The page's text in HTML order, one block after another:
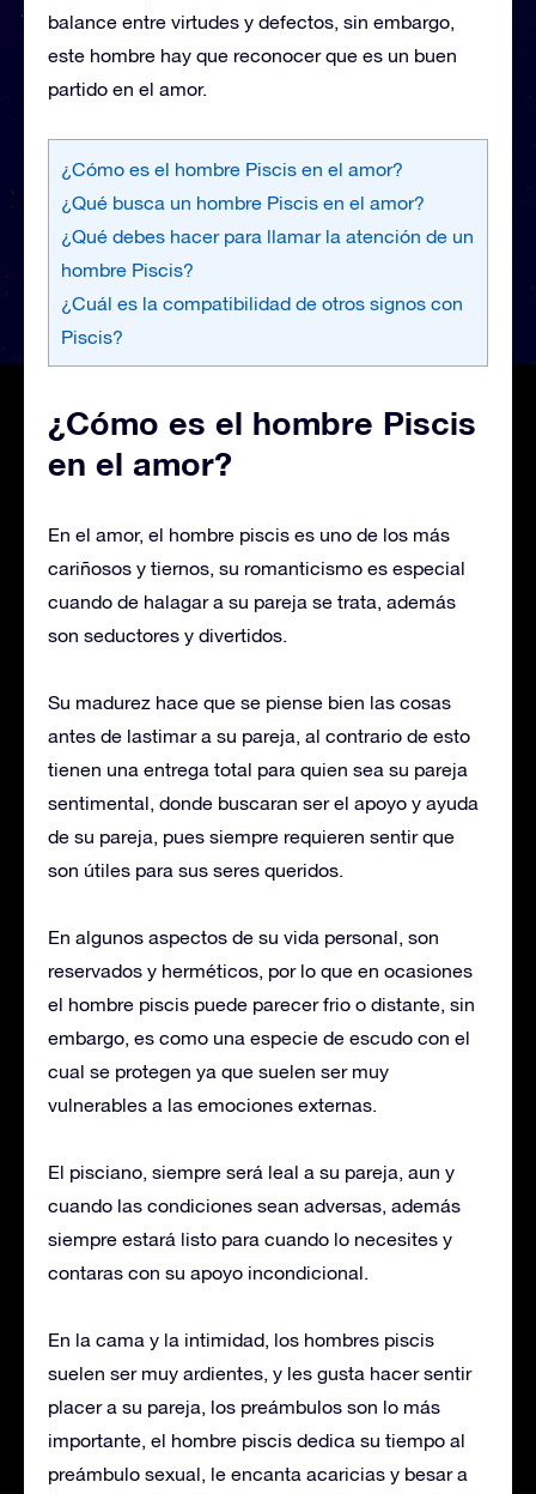
balance entre virtudes y defectos, sin embargo,
este hombre hay que reconocer que es un buen
partido en el amor.
¿Cómo es el hombre Piscis en el amor?
¿Qué busca un hombre Piscis en el amor?
¿Qué debes hacer para llamar la atención de un
hombre Piscis?
¿Cuál es la compatibilidad de otros signos con
Piscis?
¿Cómo es el hombre Piscis
en el amor?
En el amor, el hombre piscis es uno de los más
cariñosos y tiernos, su romanticismo es especial
cuando de halagar a su pareja se trata, además
son seductores y divertidos.
Su madurez hace que se piense bien las cosas
antes de lastimar a su pareja, al contrario de esto
tienen una entrega total para quien sea su pareja
sentimental, donde buscaran ser el apoyo y ayuda
de su pareja, pues siempre requieren sentir que
son útiles para sus seres queridos.
En algunos aspectos de su vida personal, son
reservados y herméticos, por lo que en ocasiones
el hombre piscis puede parecer frio o distante, sin
embargo, es como una especie de escudo con el
cual se protegen ya que suelen ser muy
vulnerables a las emociones externas.
El pisciano, siempre será leal a su pareja, aun y
cuando las condiciones sean adversas, además
siempre estará listo para cuando lo necesites y
contaras con su apoyo incondicional.
En la cama y la intimidad, los hombres piscis
suelen ser muy ardientes, y les gusta hacer sentir
placer a su pareja, los preámbulos son lo más
importante, el hombre piscis dedica su tiempo al
preámbulo sexual, le encanta acaricias y besar a